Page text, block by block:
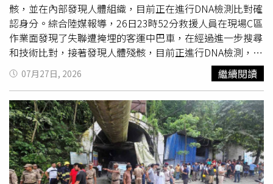
涉案人士250億披索資產，並追回部分不法所得，持續追查
防洪工程弊案。談到自己的堂弟即將遭起訴，小馬可仕坦言
心情沉重，但仍公開表示：「我不是我家族的總統，也不是
我朋友的總統，我是菲律賓的總統，我的責任是對全體菲律
賓人民負責。」他並重申，只要掌握犯罪證據，即使是親屬
或最親近的政治盟友，也一定依法究辦，不會有任何例外。
他並公布最新肅貪成果，表示政府已凍結涉案承包商及官員
總值250億披索（約新台幣130.9億元）的資產，追回約8億
披索（約新台幣4.2億元）不法所得，所有追回款項均已繳
回國庫，未來將投入公共建設、災害防治及社會福利，希望
把遭侵吞的公共資源還給人民。去年防洪工程弊案持續延
燒，多名政商人士遭起訴，成為今年國情咨文最受矚目的焦
骸，並在內部發現人體組織，目前正在進行DNA檢測比對確
認身分。綜合陸媒報導，26日23時52分救援人員在現場C區
作業面發現了失聯遭掩埋的客運中巴車，在經過進一步搜尋
和技術比對，接著發現人體殘骸，目前正進行DNA檢測，確
認罹難者身分。從現場畫面可見，整台客運中巴車已被壓成
爛泥，由於現場崩塌體方量大、墜落巨石體積大且數量多、
現場作業面狹小、邊坡穩定性差，救援難度相當高，官方提
到在調集多方專業力量，投入大型工程機械、生命探測設
備、無人機等專業裝備後，在嚴防後續「二次災害」和確保
救難人員安全的情況下，將採定向爆破、逐層推進的方式進
行救援，目前經多次探測與搜尋，確認現場已無生命跡象，
失聯者恐怕凶多吉少。
07月27日, 2026 繼續閱讀